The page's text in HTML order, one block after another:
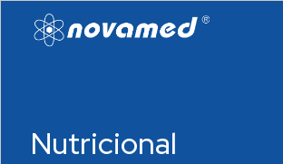
Nutricional